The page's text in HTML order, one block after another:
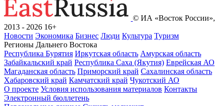
© ИА «Восток России»,
2013 - 2026 16+
Новости Экономика Бизнес Люди Культура Туризм
Регионы Дальнего Востока
Республика Бурятия Иркутская область Амурская область
Забайкальский край Республика Саха (Якутия) Еврейская АО
Магаданская область Приморский край Сахалинская область
Хабаровский край Камчатский край Чукотский АО
О проекте Условия использования материалов Контакты
Электронный бюллетень